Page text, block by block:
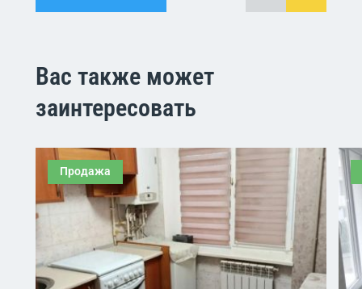
Вас также может
заинтересовать
Продажа